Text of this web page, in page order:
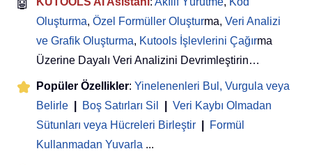
🤖
Oluşturma, Özel Formüller Oluşturma, Veri Analizi
ve Grafik Oluşturma, Kutools İşlevlerini Çağırma
Üzerine Dayalı Veri Analizini Devrimleştirin…
Popüler Özellikler: Yinelenenleri Bul, Vurgula veya
Belirle
Boş Satırları Sil
Veri Kaybı Olmadan
Sütunları veya Hücreleri Birleştir
Formül
Kullanmadan Yuvarla ...